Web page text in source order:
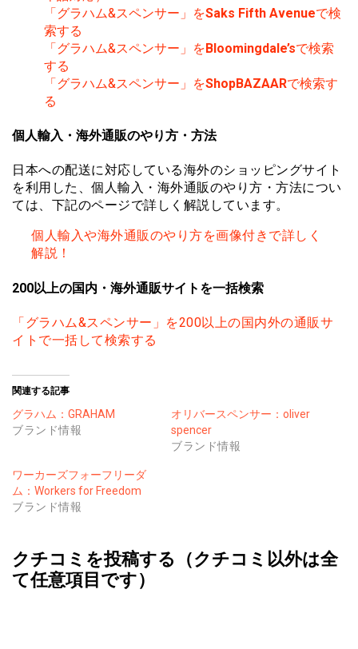
「グラハム&スペンサー」をSaks Fifth Avenueで検
索する
「グラハム&スペンサー」をBloomingdale’sで検索
する
「グラハム&スペンサー」をShopBAZAARで検索す
る
個人輸入・海外通販のやり方・方法
日本への配送に対応している海外のショッピングサイト
を利用した、個人輸入・海外通販のやり方・方法につい
ては、下記のページで詳しく解説しています。
個人輸入や海外通販のやり方を画像付きで詳しく
解説！
200以上の国内・海外通販サイトを一括検索
「グラハム&スペンサー」を200以上の国内外の通販サ
イトで一括して検索する
関連する記事
グラハム：GRAHAM
ブランド情報
オリバースペンサー：oliver
spencer
ブランド情報
ワーカーズフォーフリーダ
ム：Workers for Freedom
ブランド情報
クチコミを投稿する（クチコミ以外は全
て任意項目です）